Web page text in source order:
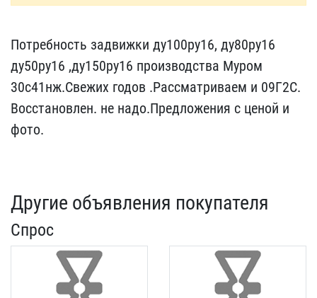
Потребность задвижки ду1​00ру16, ду80ру16
ду50ру1​6 ,ду150ру16 производств​а Муром
30с41нж.Свежих г​одов .Рассматриваем и 09​Г2С.
Восстановлен. не на​до.Предложения с ценой и​
фото.
Другие объявления покупателя
Спрос